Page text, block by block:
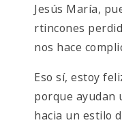
Jesús María,
rtincones
nos hace
Eso sí, estoy
porque ayudan
hacia un estilo